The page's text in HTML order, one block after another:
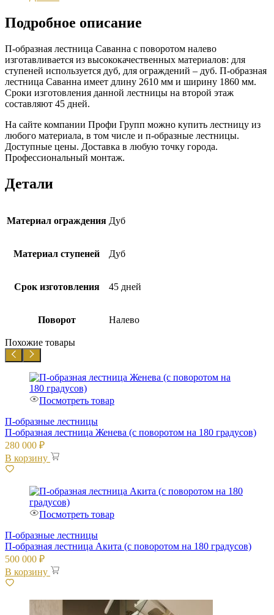
Подробное описание
П-образная лестница Саванна с поворотом налево
изготавливается из высококачественных материалов: для
ступеней используется дуб, для ограждений – дуб. П-образная
лестница Саванна имеет длину 2610 мм и ширину 1860 мм.
Сроки изготовления данной лестницы на второй этаж
составляют 45 дней.
На сайте компании Профи Групп можно купить лестницу из
любого материала, в том числе и п-образные лестницы.
Доступные цены. Доставка в любую точку города.
Профессиональный монтаж.
Детали
Материал ограждения Дуб
Материал ступеней Дуб
Срок изготовления 45 дней
Поворот Налево
Похожие товары
Посмотреть товар
П-образные лестницы
П-образная лестница Женева (с поворотом на 180 градусов)
280 000 ₽
В корзину
Посмотреть товар
П-образные лестницы
П-образная лестница Акита (с поворотом на 180 градусов)
500 000 ₽
В корзину